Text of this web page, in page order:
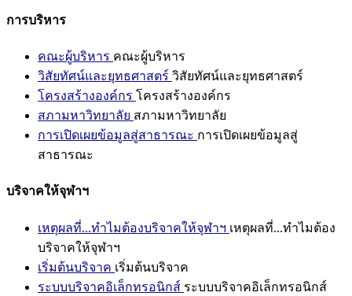
การบริหาร
คณะผู้บริหาร คณะผู้บริหาร
วิสัยทัศน์และยุทธศาสตร์ วิสัยทัศน์และยุทธศาสตร์
โครงสร้างองค์กร โครงสร้างองค์กร
สภามหาวิทยาลัย สภามหาวิทยาลัย
การเปิดเผยข้อมูลสู่สาธารณะ การเปิดเผยข้อมูลสู่
สาธารณะ
บริจาคให้จุฬาฯ
เหตุผลที่...ทำไมต้องบริจาคให้จุฬาฯ เหตุผลที่...ทำไมต้อง
บริจาคให้จุฬาฯ
เริ่มต้นบริจาค เริ่มต้นบริจาค
ระบบบริจาคอิเล็กทรอนิกส์ ระบบบริจาคอิเล็กทรอนิกส์